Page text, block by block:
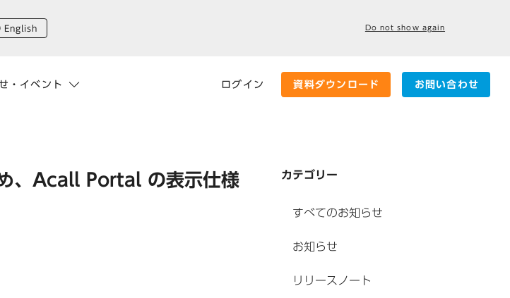
・イベント ログイン 資料ダウンロード お問い合わせ
English Do not show again
め、Acall Portal の表示仕様
カテゴリー
すべてのお知らせ
お知らせ
リリースノート